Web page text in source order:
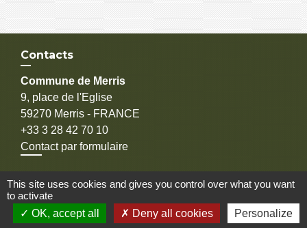
Contacts
Commune de Merris
9, place de l'Eglise
59270 Merris - FRANCE
+33 3 28 42 70 10
Contact par formulaire
Adresse mail
contact@commune-de-merris.fr
This site uses cookies and gives you control over what you want
to activate
OK, accept all
Deny all cookies Personalize